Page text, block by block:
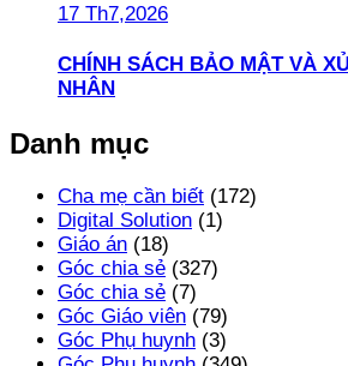
17 Th7,2026
CHÍNH SÁCH BẢO MẬT VÀ
NHÂN
Danh mục
Cha mẹ cần biết (172)
Digital Solution (1)
Giáo án (18)
Góc chia sẻ (327)
Góc chia sẻ (7)
Góc Giáo viên (79)
Góc Phụ huynh (3)